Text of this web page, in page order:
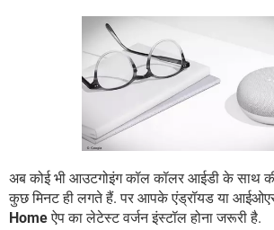
अब कोई भी आउटगोइंग कॉल कॉलर आईडी के साथ
कुछ मिनट ही लगते हैं. पर आपके एंड्रॉयड या
Homeऐप का लेटेस्ट वर्जन इंस्टॉल होना जरूरी है.